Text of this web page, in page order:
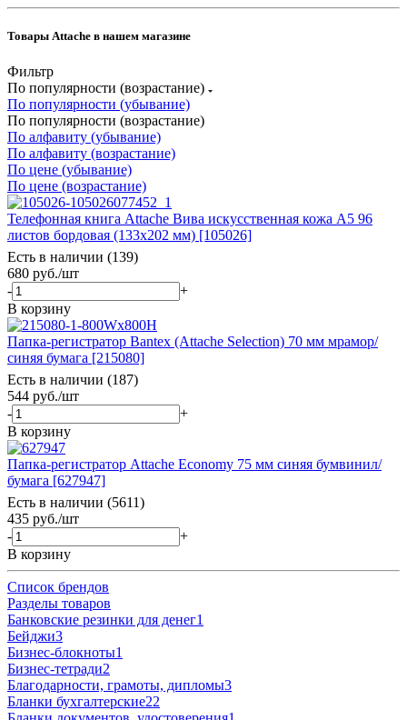
Товары Attache в нашем магазине
Фильтр
По популярности (возрастание)
По популярности (убывание)
По популярности (возрастание)
По алфавиту (убывание)
По алфавиту (возрастание)
По цене (убывание)
По цене (возрастание)
Телефонная книга Attache Вива искусственная кожа А5 96
листов бордовая (133х202 мм) [105026]
Есть в наличии (139)
680 руб./шт
-
+
В корзину
Папка-регистратор Bantex (Attache Selection) 70 мм мрамор/
синяя бумага [215080]
Есть в наличии (187)
544 руб./шт
-
+
В корзину
Папка-регистратор Attache Economy 75 мм cиняя бумвинил/
бумага [627947]
Есть в наличии (5611)
435 руб./шт
-
+
В корзину
Список брендов
Разделы товаров
Банковские резинки для денег1
Бейджи3
Бизнес-блокноты1
Бизнес-тетради2
Благодарности, грамоты, дипломы3
Бланки бухгалтерские22